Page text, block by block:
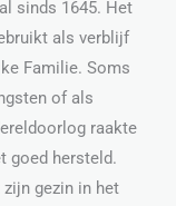
sinds 1645. Het
als verblijf
Familie. Soms
of als
raakte
goed hersteld.
gezin in het